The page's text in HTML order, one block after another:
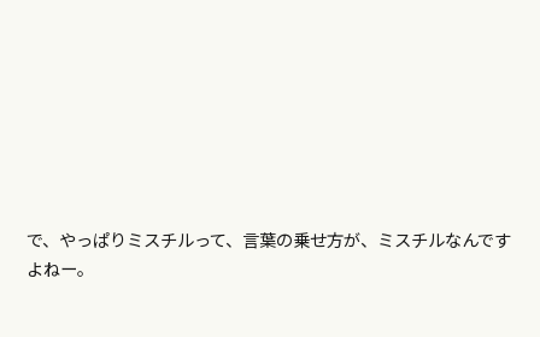
で、やっぱりミスチルって、言葉の乗せ方が、ミスチルなんです
よねー。